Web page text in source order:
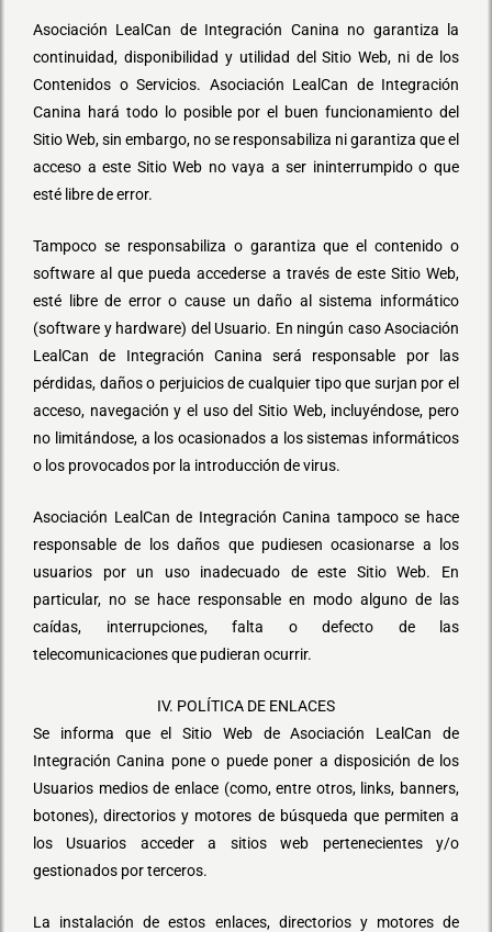
Asociación LealCan de Integración Canina no garantiza la
continuidad, disponibilidad y utilidad del Sitio Web, ni de los
Contenidos o Servicios. Asociación LealCan de Integración
Canina hará todo lo posible por el buen funcionamiento del
Sitio Web, sin embargo, no se responsabiliza ni garantiza que el
acceso a este Sitio Web no vaya a ser ininterrumpido o que
esté libre de error.
Tampoco se responsabiliza o garantiza que el contenido o
software al que pueda accederse a través de este Sitio Web,
esté libre de error o cause un daño al sistema informático
(software y hardware) del Usuario. En ningún caso Asociación
LealCan de Integración Canina será responsable por las
pérdidas, daños o perjuicios de cualquier tipo que surjan por el
acceso, navegación y el uso del Sitio Web, incluyéndose, pero
no limitándose, a los ocasionados a los sistemas informáticos
o los provocados por la introducción de virus.
Asociación LealCan de Integración Canina tampoco se hace
responsable de los daños que pudiesen ocasionarse a los
usuarios por un uso inadecuado de este Sitio Web. En
particular, no se hace responsable en modo alguno de las
caídas, interrupciones, falta o defecto de las
telecomunicaciones que pudieran ocurrir.
IV. POLÍTICA DE ENLACES
Se informa que el Sitio Web de Asociación LealCan de
Integración Canina pone o puede poner a disposición de los
Usuarios medios de enlace (como, entre otros, links, banners,
botones), directorios y motores de búsqueda que permiten a
los Usuarios acceder a sitios web pertenecientes y/o
gestionados por terceros.
La instalación de estos enlaces, directorios y motores de